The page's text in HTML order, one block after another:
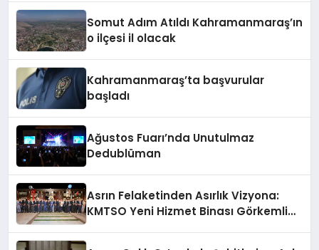
Somut Adım Atıldı Kahramanmaraş’ın
o ilçesi il olacak
Kahramanmaraş’ta başvurular
başladı
Ağustos Fuarı’nda Unutulmaz
Dedublüman
Asrın Felaketinden Asırlık Vizyona:
KMTSO Yeni Hizmet Binası Görkemli